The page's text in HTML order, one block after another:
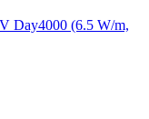
Day4000 (6.5 W/m,